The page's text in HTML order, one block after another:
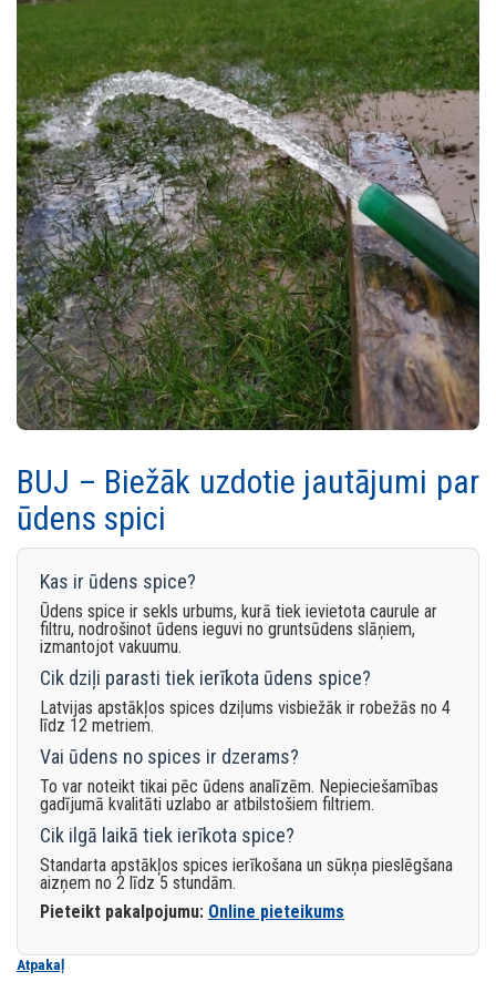
BUJ – Biežāk uzdotie jautājumi par
ūdens spici
Kas ir ūdens spice?
Ūdens spice ir sekls urbums, kurā tiek ievietota caurule ar
filtru, nodrošinot ūdens ieguvi no gruntsūdens slāņiem,
izmantojot vakuumu.
Cik dziļi parasti tiek ierīkota ūdens spice?
Latvijas apstākļos spices dziļums visbiežāk ir robežās no 4
līdz 12 metriem.
Vai ūdens no spices ir dzerams?
To var noteikt tikai pēc ūdens analīzēm. Nepieciešamības
gadījumā kvalitāti uzlabo ar atbilstošiem filtriem.
Cik ilgā laikā tiek ierīkota spice?
Standarta apstākļos spices ierīkošana un sūkņa pieslēgšana
aizņem no 2 līdz 5 stundām.
Pieteikt pakalpojumu: Online pieteikums
Atpakaļ